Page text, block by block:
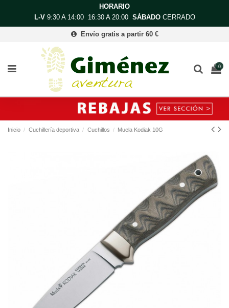
HORARIO
L-V9:30 A 14:00 16:30 A 20:00 SÁBADOCERRADO
Envío gratis a partir 60 €
0
Inicio Cuchillería deportiva Cuchillos Muela Kodiak 10G